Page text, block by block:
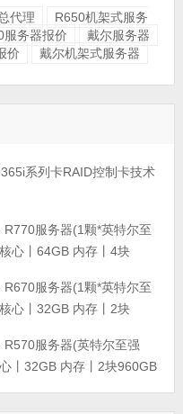
代理
R650机架式服务
服务器报价
戴尔服务器
价 戴尔机架式服务器
系列卡RAID控制卡技术
服务器(1颗*英特尔至
心丨64GB 内存丨4块
服务器(1颗*英特尔至
心丨32GB 内存丨2块
服务器(英特尔至强
丨32GB 内存丨2块960GB